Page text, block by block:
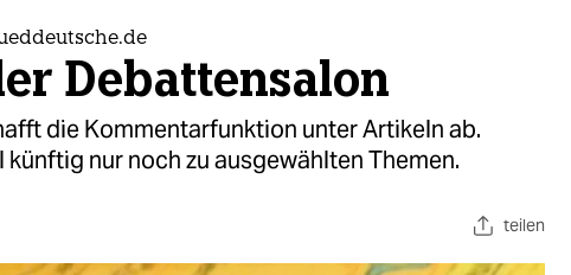
Debattensalon
die Kommentarfunktion unter Artikeln ab.
nur noch zu ausgewählten Themen.
teilen